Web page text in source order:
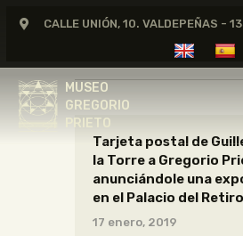
CALLE UNIÓN, 10. VALDEPEÑAS -
MUSEO
GREGORIO
PRIETO
MUSEO
GREGORIO
GREGORIO PRIETO
MUSEO
ARCHIVO
CERTAMEN DE
Tarjeta postal de
la Torre a Gregorio
anunciándole una
en el Palacio del Retiro
17 enero, 2019